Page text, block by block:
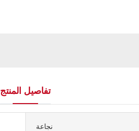
تفاصيل المنتج
نجاعة